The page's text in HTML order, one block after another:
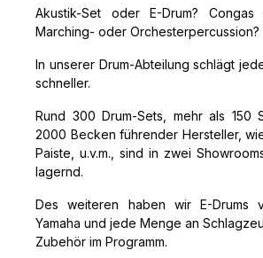
Akustik-Set oder E-Drum? Congas
Marching- oder Orchesterpercussion?
In unserer Drum-Abteilung schlägt
schneller.
Rund 300 Drum-Sets, mehr als 150
2000 Becken führender Hersteller,
Paiste, u.v.m., sind in zwei
lagernd.
Des weiteren haben wir E-Drums
Yamaha und jede Menge an
Zubehör im Programm.